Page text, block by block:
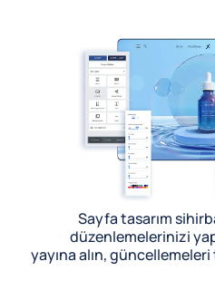
Sayfa tasarım
düzenlemelerinizi
yayına alın,